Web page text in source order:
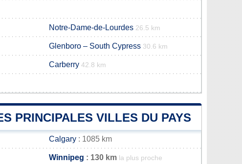
Notre-Dame-de-Lourdes 26.5 km
Glenboro – South Cypress 30.6 km
Carberry 42.8 km
PRINCIPALES VILLES DU PAYS
Calgary : 1085 km
Winnipeg : 130 km la plus proche